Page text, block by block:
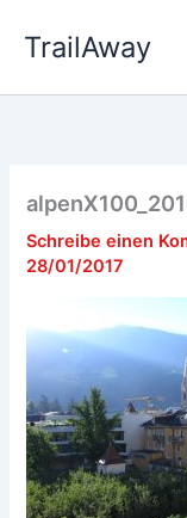
InhaltTrailAway
Schreibe einen
28/01/2017